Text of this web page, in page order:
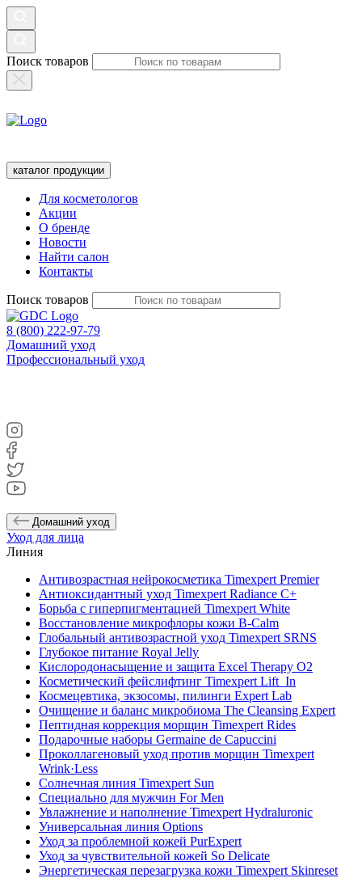
Поиск товаров
каталог продукции
Для косметологов
Акции
О бренде
Новости
Найти салон
Контакты
Поиск товаров
8 (800) 222-97-79
Домашний уход
Профессиональный уход
Домашний уход
Уход для лица
Линия
Антивозрастная нейрокосметика Timexpert Premier
Антиоксидантный уход Timexpert Radiance C+
Борьба с гиперпигментацией Timexpert White
Восстановление микрофлоры кожи B-Calm
Глобальный антивозрастной уход Timexpert SRNS
Глубокое питание Royal Jelly
Кислородонасыщение и защита Excel Therapy O2
Косметический фейслифтинг Timexpert Lift_In
Космецевтика, экзосомы, пилинги Expert Lab
Очищение и баланс микробиома The Cleansing Expert
Пептидная коррекция морщин Timexpert Rides
Подарочные наборы Germaine de Capuccini
Проколлагеновый уход против морщин Timexpert
Wrink·Less
Солнечная линия Timexpert Sun
Специально для мужчин For Men
Увлажнение и наполнение Timexpert Hydraluronic
Универсальная линия Options
Уход за проблемной кожей PurExpert
Уход за чувствительной кожей So Delicate
Энергетическая перезагрузка кожи Timexpert Skinreset